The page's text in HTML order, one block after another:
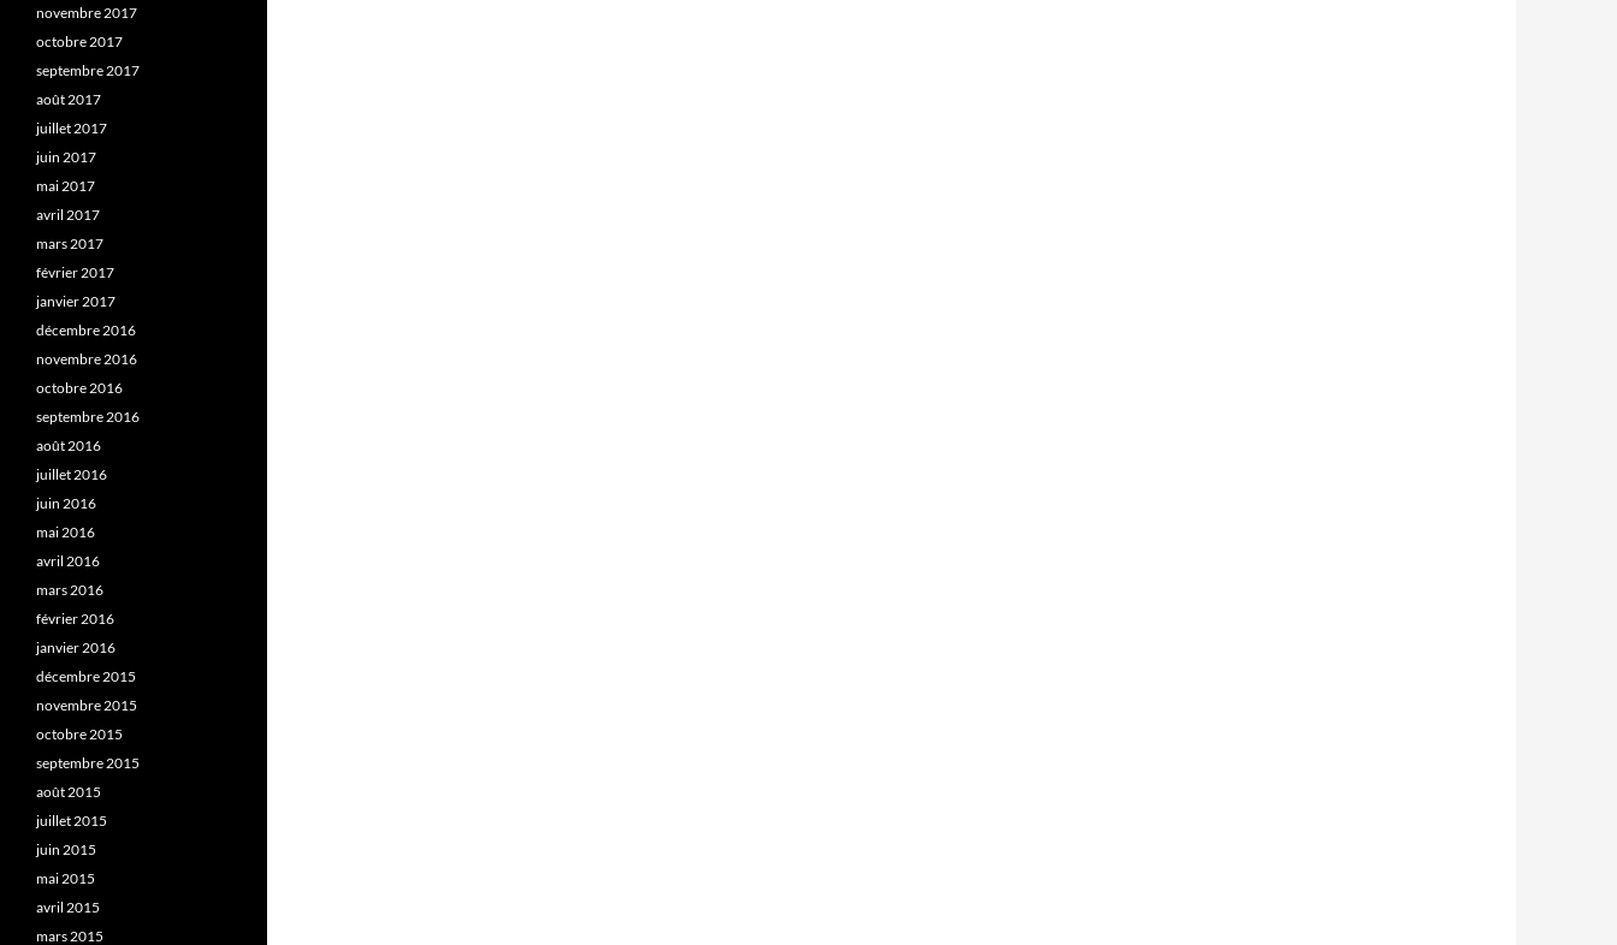
novembre 2017
octobre 2017
septembre 2017
août 2017
juillet 2017
juin 2017
mai 2017
avril 2017
mars 2017
février 2017
janvier 2017
décembre 2016
novembre 2016
octobre 2016
septembre 2016
août 2016
juillet 2016
juin 2016
mai 2016
avril 2016
mars 2016
février 2016
janvier 2016
décembre 2015
novembre 2015
octobre 2015
septembre 2015
août 2015
juillet 2015
juin 2015
mai 2015
avril 2015
mars 2015